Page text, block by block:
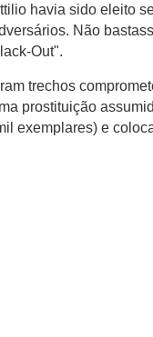
havia sido eleito
Não
Out".
trechos
prostituição
exemplares) e